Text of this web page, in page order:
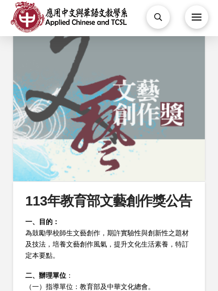
113年教育部文藝創作獎公告
一、目的：
為鼓勵學校師生文藝創作，期許實驗性與創新性之題材
及技法，培養文藝創作風氣，提升文化生活素養，特訂
定本要點。
二、辦理單位：
（一）指導單位：教育部及中華文化總會。